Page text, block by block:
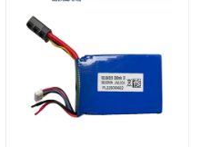
del aficionado
coche de la emergencia